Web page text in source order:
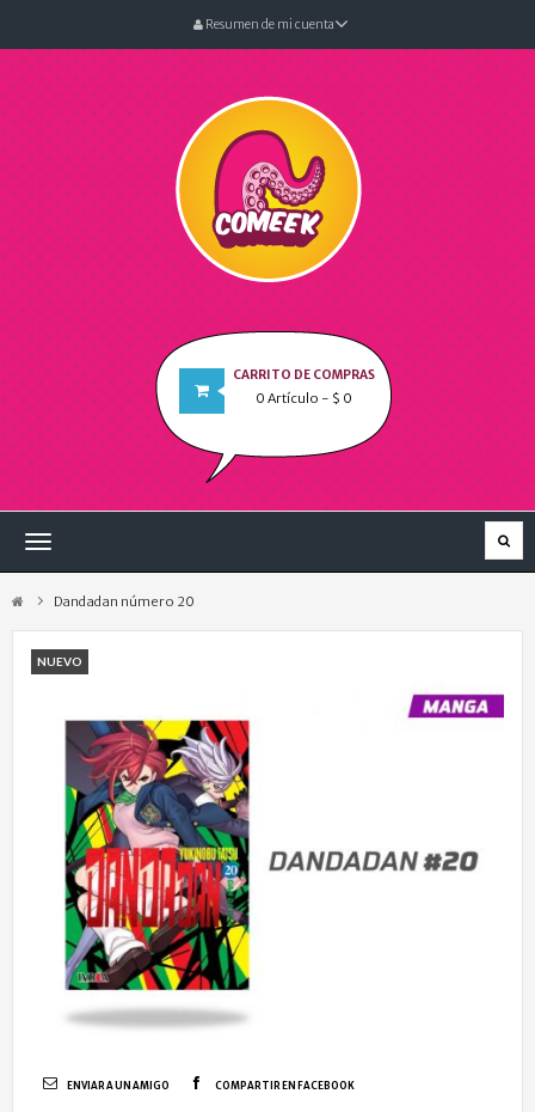
Resumen de mi cuenta
CARRITO DE COMPRAS
0 Artículo - $ 0
Navegación
Dandadan número 20
NUEVO
ENVIAR A UN AMIGO COMPARTIR EN FACEBOOK